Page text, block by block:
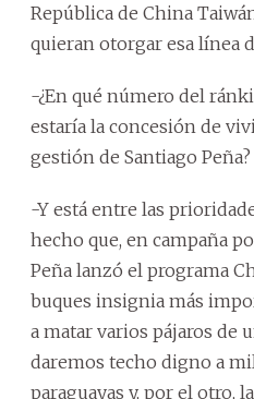
República de China
quieran otorgar esa línea
-¿En qué número del
estaría la concesión de
gestión de Santiago Peña?
-Y está entre las
hecho que, en campaña
Peña lanzó el programa
buques insignia más
a matar varios pájaros de
daremos techo digno a
paraguayas y, por el otro,